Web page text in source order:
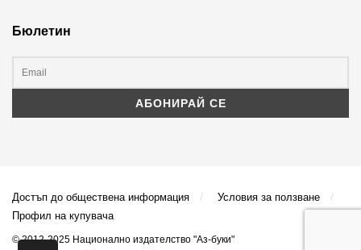
Бюлетин
Достъп до обществена информация
Условия за ползване
Профил на купувача
© 2012-2025 Национално издателство "Аз-буки"